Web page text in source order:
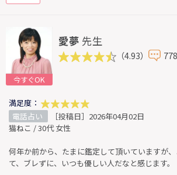
今すぐOK
愛夢 先生
（4.93）
満足度：
電話占い
［投稿日］2026年04月02日
猫ねこ / 30代 女性
何年か前から、たまに鑑定して頂いていますが
て、ブレずに、いつも優しい人だなと感じます。